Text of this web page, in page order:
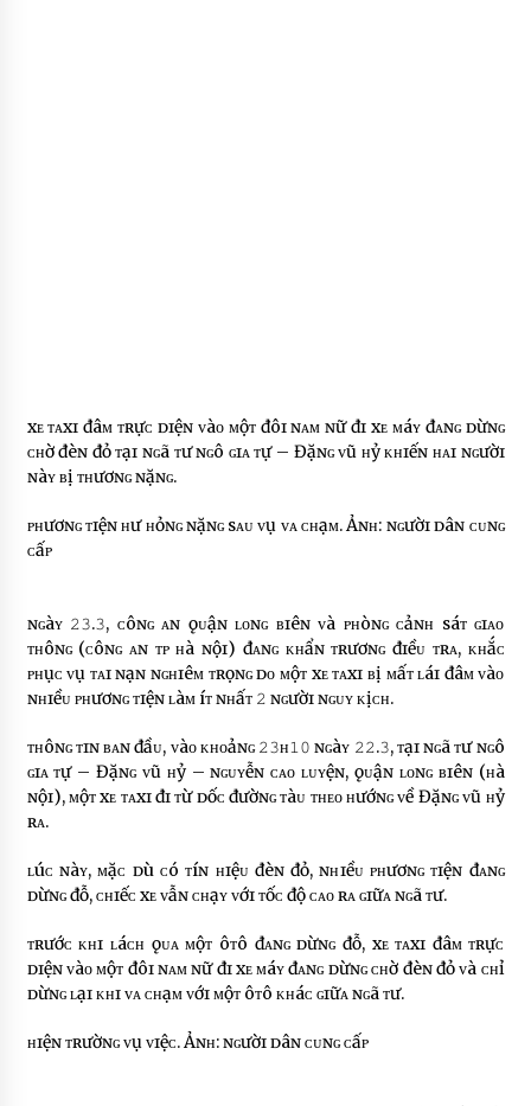
xᴇ ᴛᴀxɪ đâᴍ ᴛʀựᴄ ᴅɪệɴ ᴠàᴏ ᴍộᴛ đôɪ ɴᴀᴍ ɴữ đɪ xᴇ ᴍáʏ đᴀɴɢ ᴅừɴɢ
ᴄʜờ đèɴ đỏ ᴛạɪ ɴɢã ᴛư ɴɢô ɢɪᴀ ᴛự – Đặɴɢ ᴠũ ʜỷ ᴋʜɪếɴ ʜᴀɪ ɴɢườɪ
ɴàʏ ʙị ᴛʜươɴɢ ɴặɴɢ.
ᴘʜươɴɢ ᴛɪệɴ ʜư ʜỏɴɢ ɴặɴɢ sᴀᴜ ᴠụ ᴠᴀ ᴄʜạᴍ. Ảɴʜ: ɴɢườɪ ᴅâɴ ᴄᴜɴɢ
ᴄấᴘ
ɴɢàʏ 𝟸𝟹.𝟹, ᴄôɴɢ ᴀɴ ǫᴜậɴ ʟᴏɴɢ ʙɪêɴ ᴠà ᴘʜòɴɢ ᴄảɴʜ sáᴛ ɢɪᴀᴏ
ᴛʜôɴɢ (ᴄôɴɢ ᴀɴ ᴛᴘ ʜà ɴộɪ) đᴀɴɢ ᴋʜẩɴ ᴛʀươɴɢ đɪềᴜ ᴛʀᴀ, ᴋʜắᴄ
ᴘʜụᴄ ᴠụ ᴛᴀɪ ɴạɴ ɴɢʜɪêᴍ ᴛʀọɴɢ ᴅᴏ ᴍộᴛ xᴇ ᴛᴀxɪ ʙị ᴍấᴛ ʟáɪ đâᴍ ᴠàᴏ
ɴʜɪềᴜ ᴘʜươɴɢ ᴛɪệɴ ʟàᴍ íᴛ ɴʜấᴛ 𝟸 ɴɢườɪ ɴɢᴜʏ ᴋịᴄʜ.
ᴛʜôɴɢ ᴛɪɴ ʙᴀɴ đầᴜ, ᴠàᴏ ᴋʜᴏảɴɢ 𝟸𝟹ʜ𝟷𝟶 ɴɢàʏ 𝟸𝟸.𝟹, ᴛạɪ ɴɢã ᴛư ɴɢô
ɢɪᴀ ᴛự – Đặɴɢ ᴠũ ʜỷ – ɴɢᴜʏễɴ ᴄᴀᴏ ʟᴜʏệɴ, ǫᴜậɴ ʟᴏɴɢ ʙɪêɴ (ʜà
ɴộɪ), ᴍộᴛ xᴇ ᴛᴀxɪ đɪ ᴛừ ᴅốᴄ đườɴɢ ᴛàᴜ ᴛʜᴇᴏ ʜướɴɢ ᴠề Đặɴɢ ᴠũ ʜỷ
ʀᴀ.
ʟúᴄ ɴàʏ, ᴍặᴄ ᴅù ᴄó ᴛíɴ ʜɪệᴜ đèɴ đỏ, ɴʜɪềᴜ ᴘʜươɴɢ ᴛɪệɴ đᴀɴɢ
ᴅừɴɢ đỗ, ᴄʜɪếᴄ xᴇ ᴠẫɴ ᴄʜạʏ ᴠớɪ ᴛốᴄ độ ᴄᴀᴏ ʀᴀ ɢɪữᴀ ɴɢã ᴛư.
ᴛʀướᴄ ᴋʜɪ ʟáᴄʜ ǫᴜᴀ ᴍộᴛ ôᴛô đᴀɴɢ ᴅừɴɢ đỗ, xᴇ ᴛᴀxɪ đâᴍ ᴛʀựᴄ
ᴅɪệɴ ᴠàᴏ ᴍộᴛ đôɪ ɴᴀᴍ ɴữ đɪ xᴇ ᴍáʏ đᴀɴɢ ᴅừɴɢ ᴄʜờ đèɴ đỏ ᴠà ᴄʜỉ
ᴅừɴɢ ʟạɪ ᴋʜɪ ᴠᴀ ᴄʜạᴍ ᴠớɪ ᴍộᴛ ôᴛô ᴋʜáᴄ ɢɪữᴀ ɴɢã ᴛư.
ʜɪệɴ ᴛʀườɴɢ ᴠụ ᴠɪệᴄ. Ảɴʜ: ɴɢườɪ ᴅâɴ ᴄᴜɴɢ ᴄấᴘ